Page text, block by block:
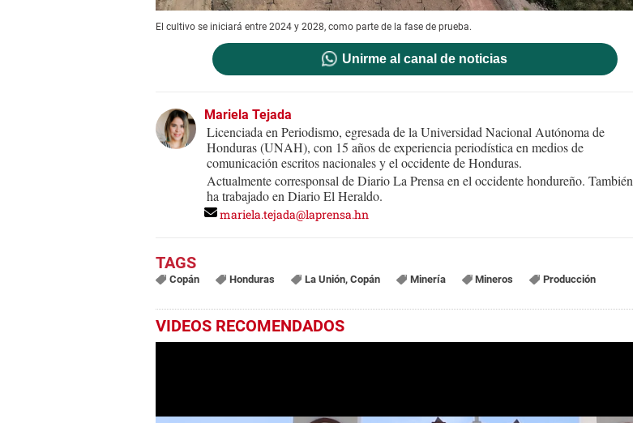
El cultivo se iniciará entre 2024 y 2028, como parte de la fase de prueba.
Unirme al canal de noticias
Mariela Tejada
Licenciada en Periodismo, egresada de la Universidad Nacional Autónoma de
Honduras (UNAH), con 15 años de experiencia periodística en medios de
comunicación escritos nacionales y el occidente de Honduras.
Actualmente corresponsal de Diario La Prensa en el occidente hondureño. También
ha trabajado en Diario El Heraldo.
mariela.tejada@laprensa.hn
Copán Honduras La Unión, Copán Minería Mineros Producción
VIDEOS RECOMENDADOS